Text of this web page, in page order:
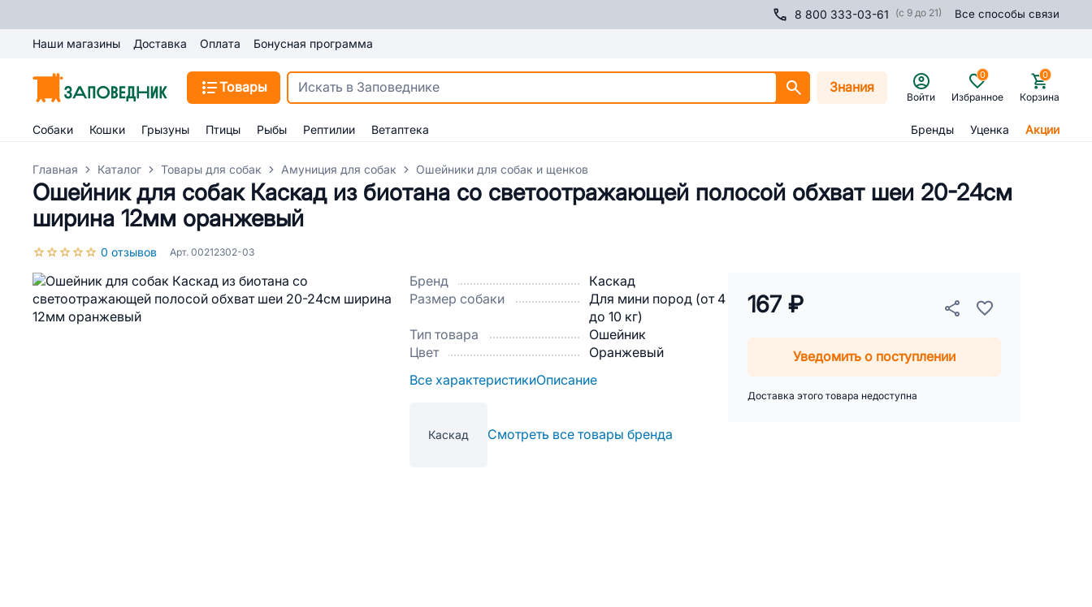
8 800 333-03-61 (с 9 до 21) Все способы связи
Наши магазины Доставка Оплата Бонусная программа
Товары Знания
Войти Избранное
0
Корзина
0
Собаки Кошки Грызуны Птицы Рыбы Рептилии Ветаптека Бренды Уценка Акции
Главная Каталог Товары для собак Амуниция для собак Ошейники для собак и щенков
Ошейник для собак Каскад из биотана со светоотражающей полосой обхват шеи 20-24см
ширина 12мм оранжевый
0 отзывов Арт. 00212302-03
Бренд
Каскад
Размер собаки
Для мини пород (от 4
до 10 кг)
Тип товара
Ошейник
Цвет
Оранжевый
Все характеристикиОписание
Каскад Смотреть все товары бренда
167 ₽
Уведомить о поступлении
Доставка этого товара недоступна